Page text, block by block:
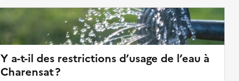
Y a-t-il des restrictions d’usage de l’eau à
Charensat ?